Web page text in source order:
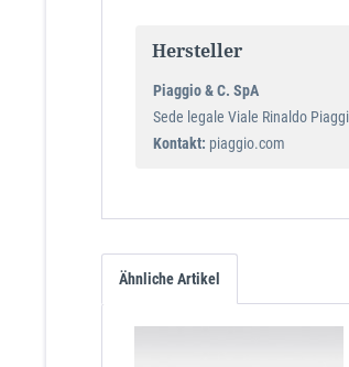
Hersteller
Piaggio & C. SpA
Sede legale Viale Rinaldo
Kontakt: piaggio.com
Ähnliche Artikel